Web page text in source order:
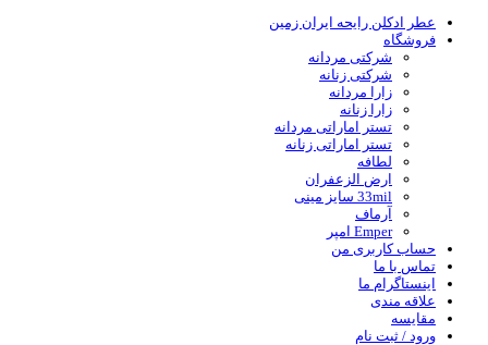
عطر ادکلن رایحه ایران زمین
فروشگاه
شرکتی مردانه
شرکتی زنانه
زارا مردانه
زارا زنانه
تستر اماراتی مردانه
تستر اماراتی زنانه
لطافه
ارض الزعفران
33mil سایز مینی
آرماف
Emper امپر
حساب کاربری من
تماس با ما
اینستاگرام ما
علاقه مندی
مقایسه
ورود / ثبت نام